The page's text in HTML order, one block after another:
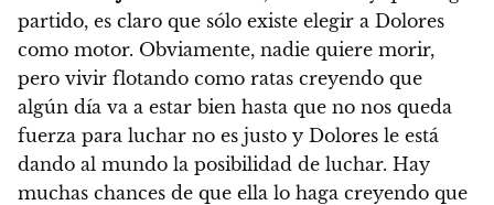
partido, es claro que sólo existe elegir a Dolores
como motor. Obviamente, nadie quiere morir,
pero vivir flotando como ratas creyendo que
algún día va a estar bien hasta que no nos queda
fuerza para luchar no es justo y Dolores le está
dando al mundo la posibilidad de luchar. Hay
muchas chances de que ella lo haga creyendo que